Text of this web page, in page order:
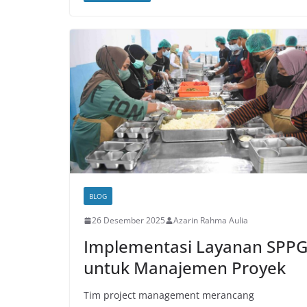
BLOG
26 Desember 2025 Azarin Rahma Aulia
Implementasi Layanan SPPG
untuk Manajemen Proyek
Tim project management merancang